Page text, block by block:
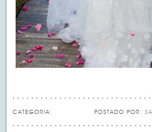
CATEGORIA: POSTADO POR: